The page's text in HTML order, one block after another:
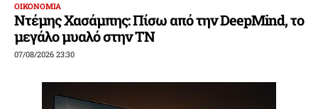
ΟΙΚΟΝΟΜΙΑ
Ντέμης Χασάμπης: Πίσω από την DeepMind, το
μεγάλο μυαλό στην ΤΝ
07/08/2026 23:30